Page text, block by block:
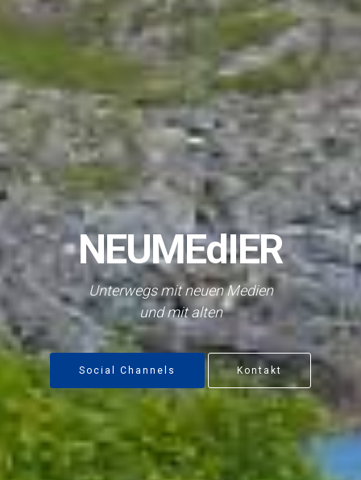
NEUMEdIER
Unterwegs mit neuen Medien
und mit alten
Social Channels Kontakt